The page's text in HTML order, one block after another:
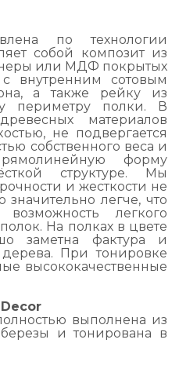
по технологии
собой композит из
или МДФ покрытых
внутренним сотовым
а также рейку из
периметру полки. В
материалов
не подвергается
собственного веса и
форму
структуре. Мы
и жесткости не
легче, что
легкого
На полках в цвете
заметна фактура и
При тонировке
высококачественные
Decor
выполнена из
и тонирована в